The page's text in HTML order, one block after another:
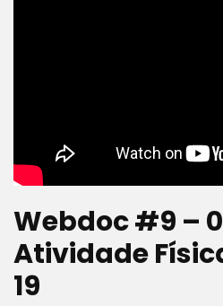
Webdoc #9 –
Atividade
19